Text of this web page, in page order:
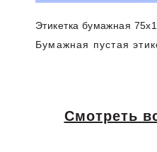
Этикетка бумажная
Бумажная пустая
Смотреть